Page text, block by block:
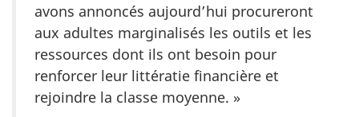
avons annoncés aujourd’hui procureront
aux adultes marginalisés les outils et les
ressources dont ils ont besoin pour
renforcer leur littératie financière et
rejoindre la classe moyenne. »